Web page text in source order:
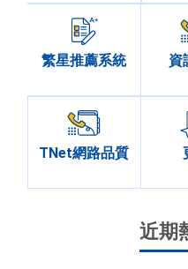
繁星推薦系統 資
TNet網路品質
近期